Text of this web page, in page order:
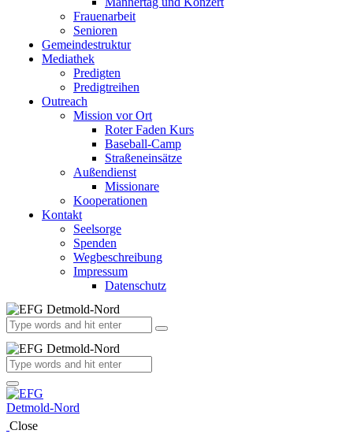
Frauenarbeit
Senioren
Gemeindestruktur
Mediathek
Predigten
Predigtreihen
Outreach
Mission vor Ort
Roter Faden Kurs
Baseball-Camp
Straßeneinsätze
Außendienst
Missionare
Kooperationen
Kontakt
Seelsorge
Spenden
Wegbeschreibung
Impressum
Datenschutz
Close